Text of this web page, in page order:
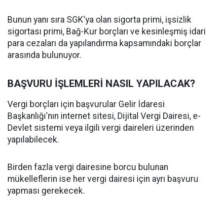
Bunun yanı sıra SGK'ya olan sigorta primi, işsizlik
sigortası primi, Bağ-Kur borçları ve kesinleşmiş idari
para cezaları da yapılandırma kapsamındaki borçlar
arasında bulunuyor.
BAŞVURU İŞLEMLERİ NASIL YAPILACAK?
Vergi borçları için başvurular Gelir İdaresi
Başkanlığı'nın internet sitesi, Dijital Vergi Dairesi, e-
Devlet sistemi veya ilgili vergi daireleri üzerinden
yapılabilecek.
Birden fazla vergi dairesine borcu bulunan
mükelleflerin ise her vergi dairesi için ayrı başvuru
yapması gerekecek.